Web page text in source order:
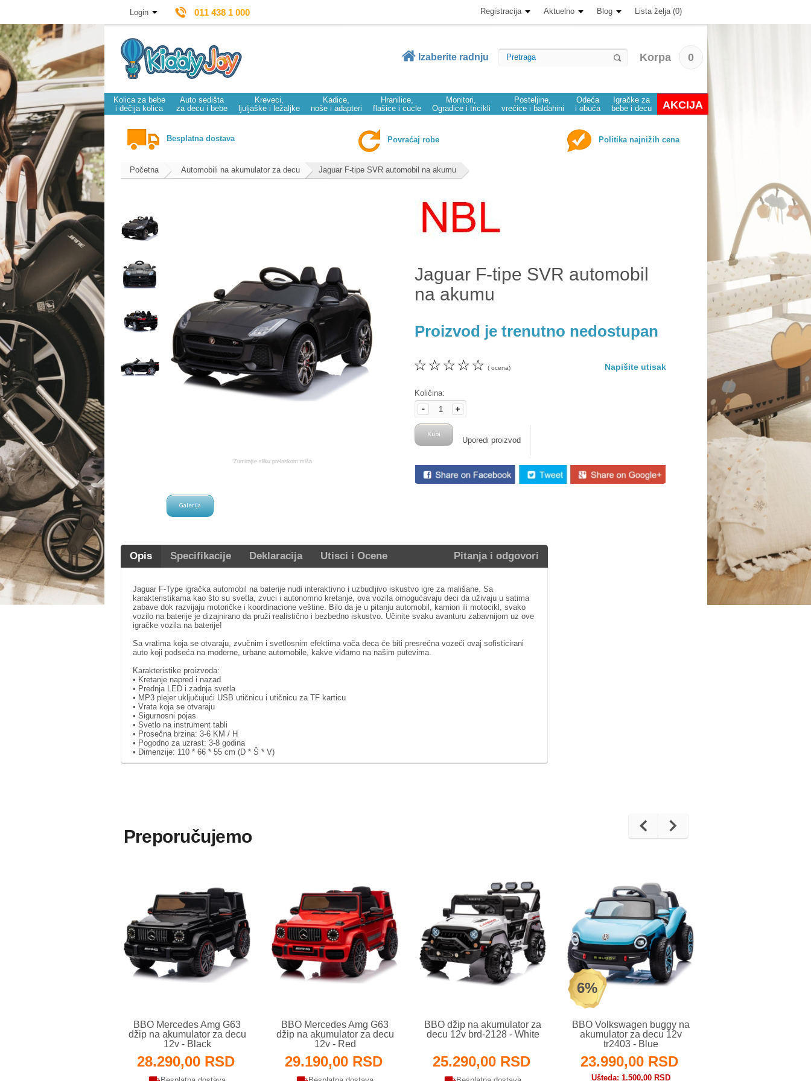
Login 011 438 1 000 Registracija Aktuelno Blog Lista želja (0)
Izaberite radnju Korpa 0
Kolica za bebe
i dečija kolica
Auto sedišta
za decu i bebe
Kreveci,
ljuljaške i ležaljke
Kadice,
noše i adapteri
Hranilice,
flašice i cucle
Monitori,
Ogradice i tricikli
Posteljine,
vrećice i baldahini
Odeća
i obuća
Igračke za
bebe i decu
AKCIJA
Besplatna dostava Povraćaj robe Politika najnižih cena
Početna Automobili na akumulator za decu Jaguar F-tipe SVR automobil na akumu
Jaguar F-tipe SVR automobil
na akumu
Proizvod je trenutno nedostupan
☆
☆
☆
☆
☆ ( ocena) Napišite utisak
Količina:
Uporedi proizvod
Opis Specifikacije Deklaracija Utisci i Ocene Pitanja i odgovori
Jaguar F-Type igračka automobil na baterije nudi interaktivno i uzbudljivo iskustvo igre za mališane. Sa
karakteristikama kao što su svetla, zvuci i autonomno kretanje, ova vozila omogućavaju deci da uživaju u satima
zabave dok razvijaju motoričke i koordinacione veštine. Bilo da je u pitanju automobil, kamion ili motocikl, svako
vozilo na baterije je dizajnirano da pruži realistično i bezbedno iskustvo. Učinite svaku avanturu zabavnijom uz ove
igračke vozila na baterije!
Sa vratima koja se otvaraju, zvučnim i svetlosnim efektima vača deca će biti presrećna vozeći ovaj sofisticirani
auto koji podseća na moderne, urbane automobile, kakve viđamo na našim putevima.
Karakteristike proizvoda:
• Kretanje napred i nazad
• Prednja LED i zadnja svetla
• MP3 plejer uključujući USB utičnicu i utičnicu za TF karticu
• Vrata koja se otvaraju
• Sigurnosni pojas
• Svetlo na instrument tabli
• Prosečna brzina: 3-6 KM / H
• Pogodno za uzrast: 3-8 godina
• Dimenzije: 110 * 66 * 55 cm (D * Š * V)
Preporučujemo
BBO Mercedes Amg G63
džip na akumulator za decu
12v - Black
28.290,00 RSD
BBO Mercedes Amg G63
džip na akumulator za decu
12v - Red
29.190,00 RSD
BBO džip na akumulator za
decu 12v brd-2128 - White
25.290,00 RSD
6%
BBO Volkswagen buggy na
akumulator za decu 12v
tr2403 - Blue
23.990,00 RSD
Ušteda 1.500,00 RSD